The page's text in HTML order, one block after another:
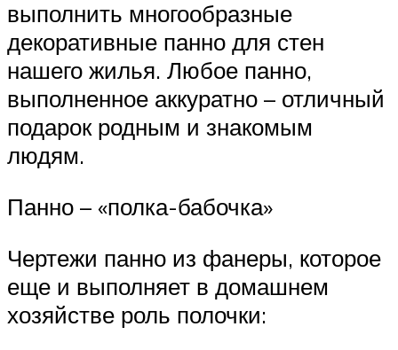
выполнить многообразные
декоративные панно для стен
нашего жилья. Любое панно,
выполненное аккуратно – отличный
подарок родным и знакомым
людям.
Панно – «полка-бабочка»
Чертежи панно из фанеры, которое
еще и выполняет в домашнем
хозяйстве роль полочки: